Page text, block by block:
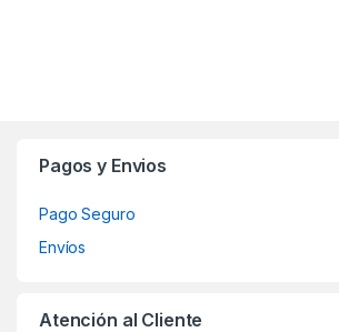
Pagos y Envios
Pago Seguro
Envíos
Atención al Cliente